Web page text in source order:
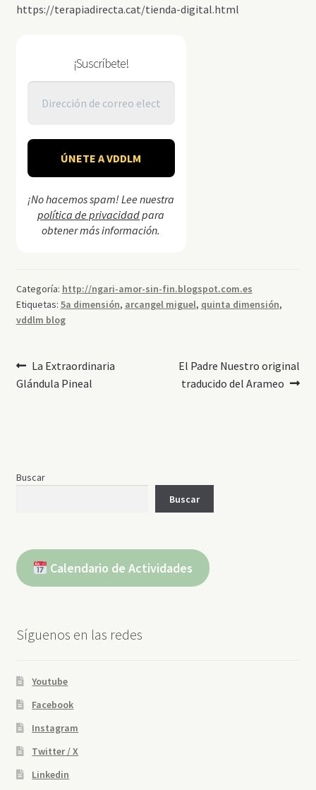
https://terapiadirecta.cat/tienda-digital.html
¡Suscríbete!
¡No hacemos spam! Lee nuestra
política de privacidadpara
obtener más información.
Categoría: http://ngari-amor-sin-fin.blogspot.com.es
Etiquetas: 5a dimensión, arcangel miguel, quinta dimensión,
vddlm blog
Navegación
de
Anterior:
La Extraordinaria
Glándula Pineal
Siguiente:
El Padre Nuestro original
traducido del Arameo
Buscar
Buscar
Calendario de Actividades
Síguenos en las redes
Youtube
Facebook
Instagram
Twitter / X
Linkedin